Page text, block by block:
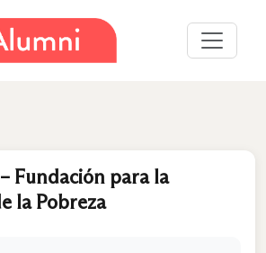
Fundación para la
la Pobreza